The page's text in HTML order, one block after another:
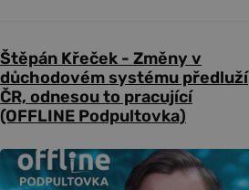
Štěpán Křeček - Změny v
důchodovém systému předluží
ČR, odnesou to pracující
(OFFLINE Podpultovka)